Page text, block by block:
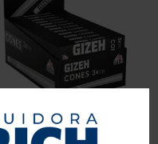
Conos Gizeh King Size
Black 24 unid.